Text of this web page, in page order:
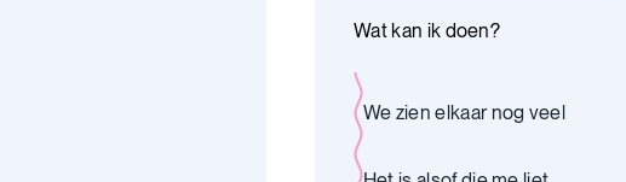
Wat kan ik doen?
We zien elkaar nog veel